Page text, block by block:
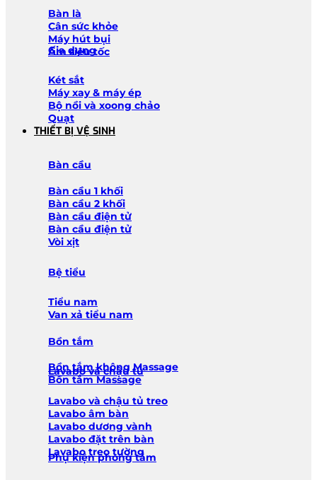
Bàn là
Cân sức khỏe
Máy hút bụi
Ấm siêu tốc
Gia dụng
Két sắt
Máy xay & máy ép
Bộ nồi và xoong chảo
Quạt
THIẾT BỊ VỆ SINH
Bàn cầu
Bàn cầu 1 khối
Bàn cầu 2 khối
Bàn cầu điện tử
Bàn cầu điện tử
Vòi xịt
Bệ tiểu
Tiểu nam
Van xả tiểu nam
Bồn tắm
Bồn tắm không Massage
Bồn tắm Massage
Lavabo và chậu tủ
Lavabo và chậu tủ treo
Lavabo âm bàn
Lavabo dương vành
Lavabo đặt trên bàn
Lavabo treo tường
Phụ kiện phòng tắm